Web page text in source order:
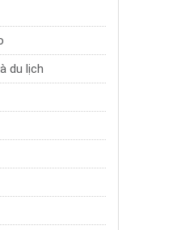
du lịch